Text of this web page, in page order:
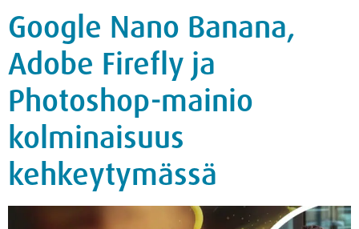
Google Nano Banana,
Adobe Firefly ja
Photoshop-mainio
kolminaisuus
kehkeytymässä